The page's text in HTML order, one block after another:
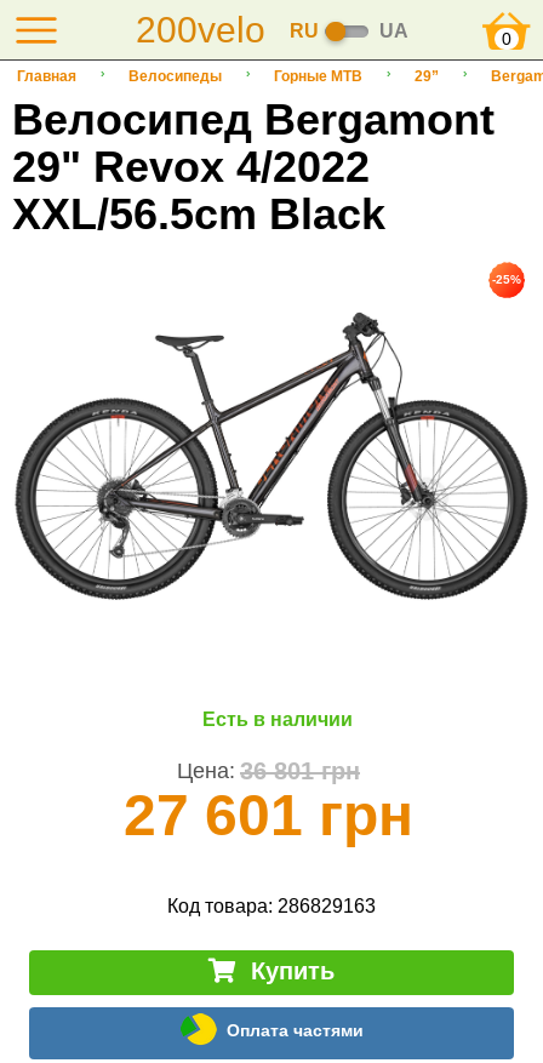
200velo RU UA 0
Главная Велосипеды Горные MTB 29”
Велосипед Bergamont
29" Revox 4/2022
XXL/56.5cm Black
-25%
Есть в наличии
Цена: 36 801 грн
27 601 грн
Код товара: 286829163
Купить
Оплата частями